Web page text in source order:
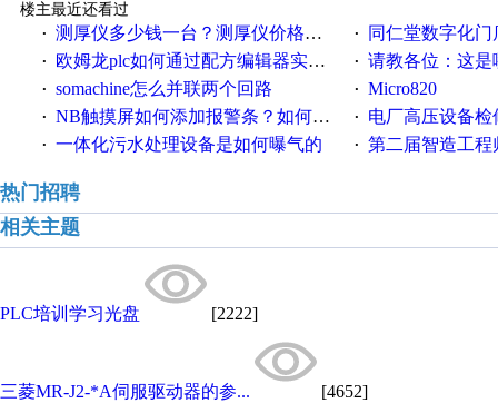
楼主最近还看过
· 测厚仪多少钱一台？测厚仪价格多少？ · 同仁堂数字化门店
· 欧姆龙plc如何通过配方编辑器实现NB配方功能？ · 请教各位：这是
· somachine怎么并联两个回路 · Micro820
· NB触摸屏如何添加报警条？如何登陆报警信息？ · 电厂高压设备
· 一体化污水处理设备是如何曝气的 · 第二届智造工程师节
热门招聘
相关主题
PLC培训学习光盘 [2222]
三菱MR-J2-*A伺服驱动器的参... [4652]